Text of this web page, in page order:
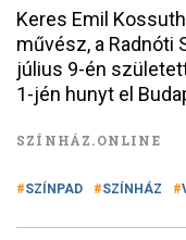
Keres Emil
művész, a Radnóti
július 9-én
1-jén hunyt el
SZÍNHÁZ.ONLINE
SZÍNPAD SZÍNHÁZ